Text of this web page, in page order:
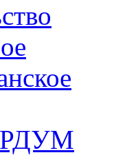
РДУМ